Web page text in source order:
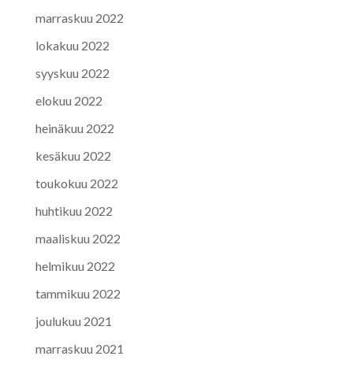
marraskuu 2022
lokakuu 2022
syyskuu 2022
elokuu 2022
heinäkuu 2022
kesäkuu 2022
toukokuu 2022
huhtikuu 2022
maaliskuu 2022
helmikuu 2022
tammikuu 2022
joulukuu 2021
marraskuu 2021